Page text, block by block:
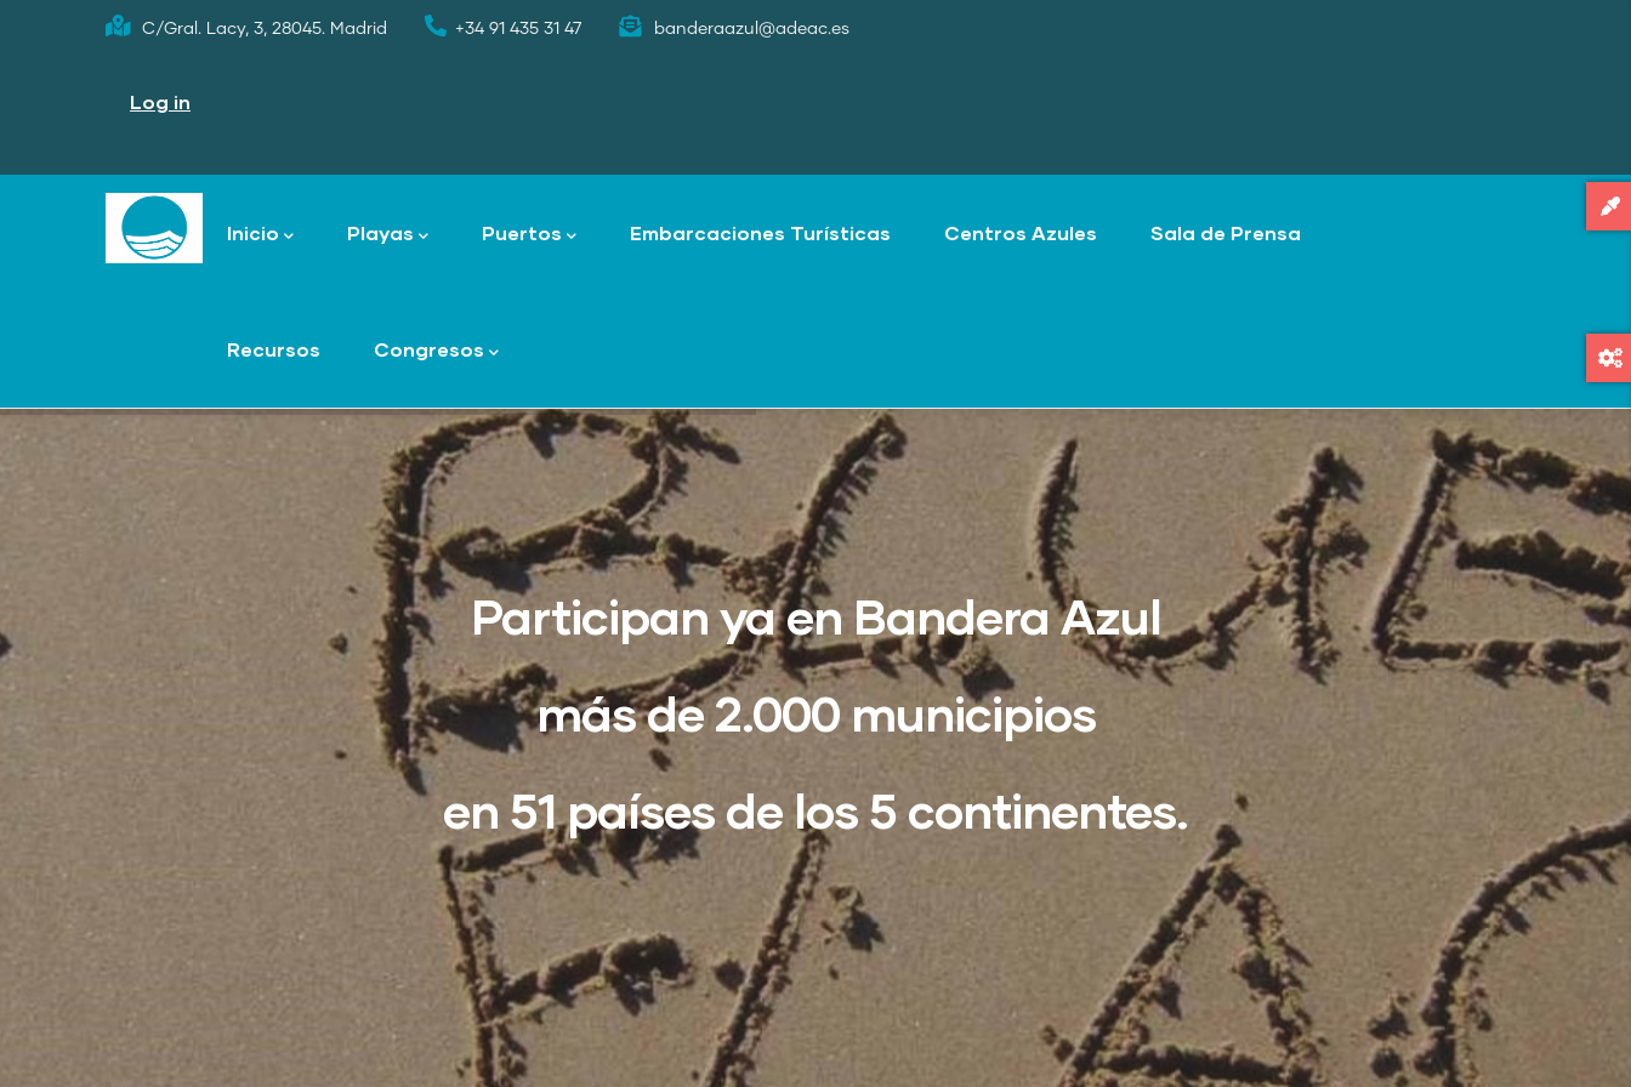
C/Gral. Lacy, 3, 28045. Madrid +34 91 435 31 47 banderaazul@adeac.es
account
menu
Log in
navigation
Inicio Playas Puertos Embarcaciones Turísticas Centros Azules Sala de Prensa
Recursos Congresos
Participan ya en Bandera Azul
más de 2.000 municipios
en 51 países de los 5 continentes.